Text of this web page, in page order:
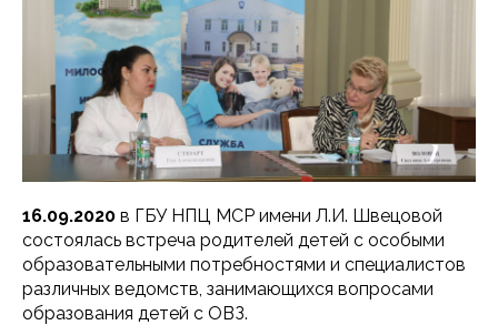
16.09.2020 в ГБУ НПЦ МСР имени Л.И. Швецовой
состоялась встреча родителей детей с особыми
образовательными потребностями и специалистов
различных ведомств, занимающихся вопросами
образования детей с ОВЗ.